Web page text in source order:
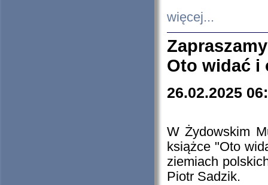
więcej...
Oto widać i
26.02.2025
W Żydowskim
książce "Oto
ziemiach
Piotr Sadzik.